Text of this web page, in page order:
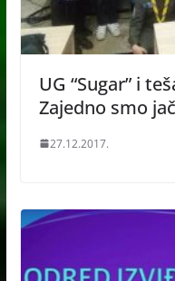
UG “Sugar” i
Zajedno smo
27.12.2017.